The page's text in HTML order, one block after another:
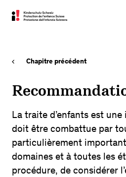
Chapitre précédent
La traite d’enfants est
doit être combattue par
particulièrement
domaines et à toutes les
procédure, de considérer